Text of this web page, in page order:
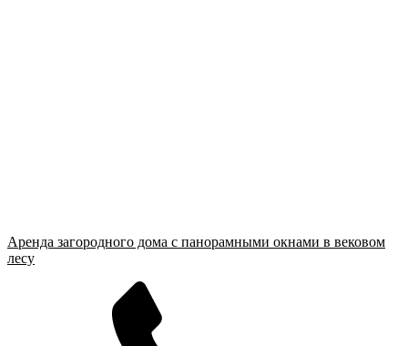
Аренда загородного дома с панорамными окнами в вековом
лесу